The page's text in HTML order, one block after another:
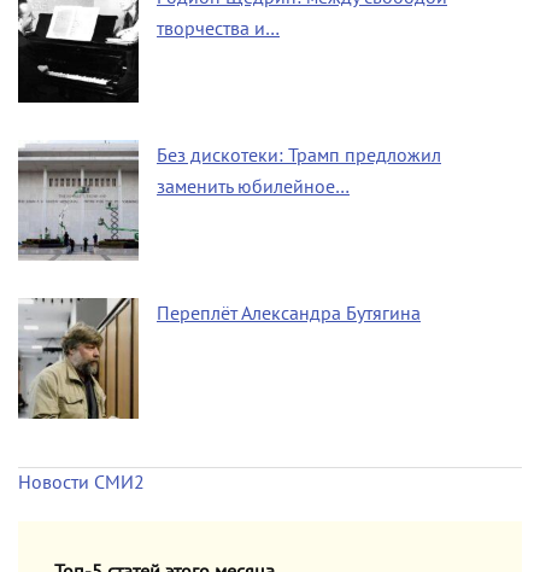
творчества и…
Без дискотеки: Трамп предложил
заменить юбилейное…
Переплёт Александра Бутягина
Новости СМИ2